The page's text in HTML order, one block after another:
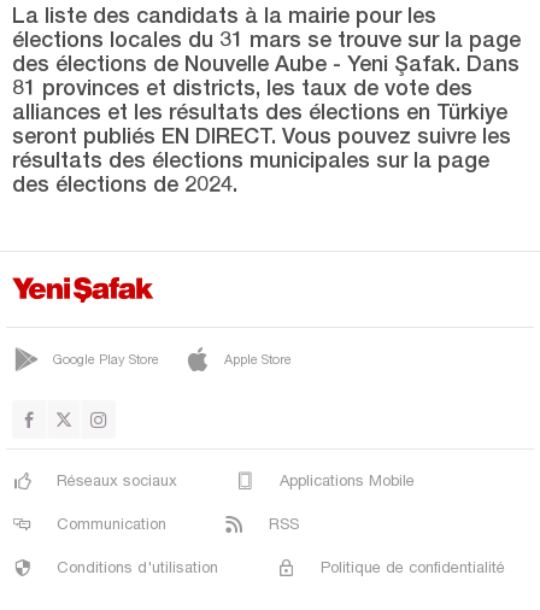
Karaman
Kars
Kastamonu
Kayseri
Kilis
Kırklareli
Kırşehir
Kocaeli
Konya
Kütahya
Malatya
Manisa
Mardin
La liste des candidats à la mairie pour les
élections locales du 31 mars se trouve sur la page
des élections de Nouvelle Aube - Yeni Şafak. Dans
81 provinces et districts, les taux de vote des
alliances et les résultats des élections en Türkiye
seront publiés EN DIRECT. Vous pouvez suivre les
résultats des élections municipales sur la page
des élections de 2024.
Google Play Store Apple Store
Réseaux sociaux Applications Mobile
Communication RSS
Conditions d'utilisation Politique de confidentialité